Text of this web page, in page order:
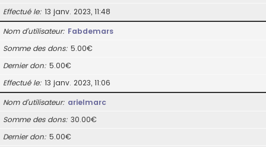
Effectué le 13 janv. 2023, 11:48
Nom d’utilisateur Fabdemars
Somme des dons 5.00€
Dernier don 5.00€
Effectué le 13 janv. 2023, 11:06
Nom d’utilisateur arielmarc
Somme des dons 30.00€
Dernier don 5.00€